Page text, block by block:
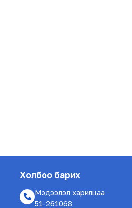
Холбоо барих
Мэдээлэл харилцаа
51-261068